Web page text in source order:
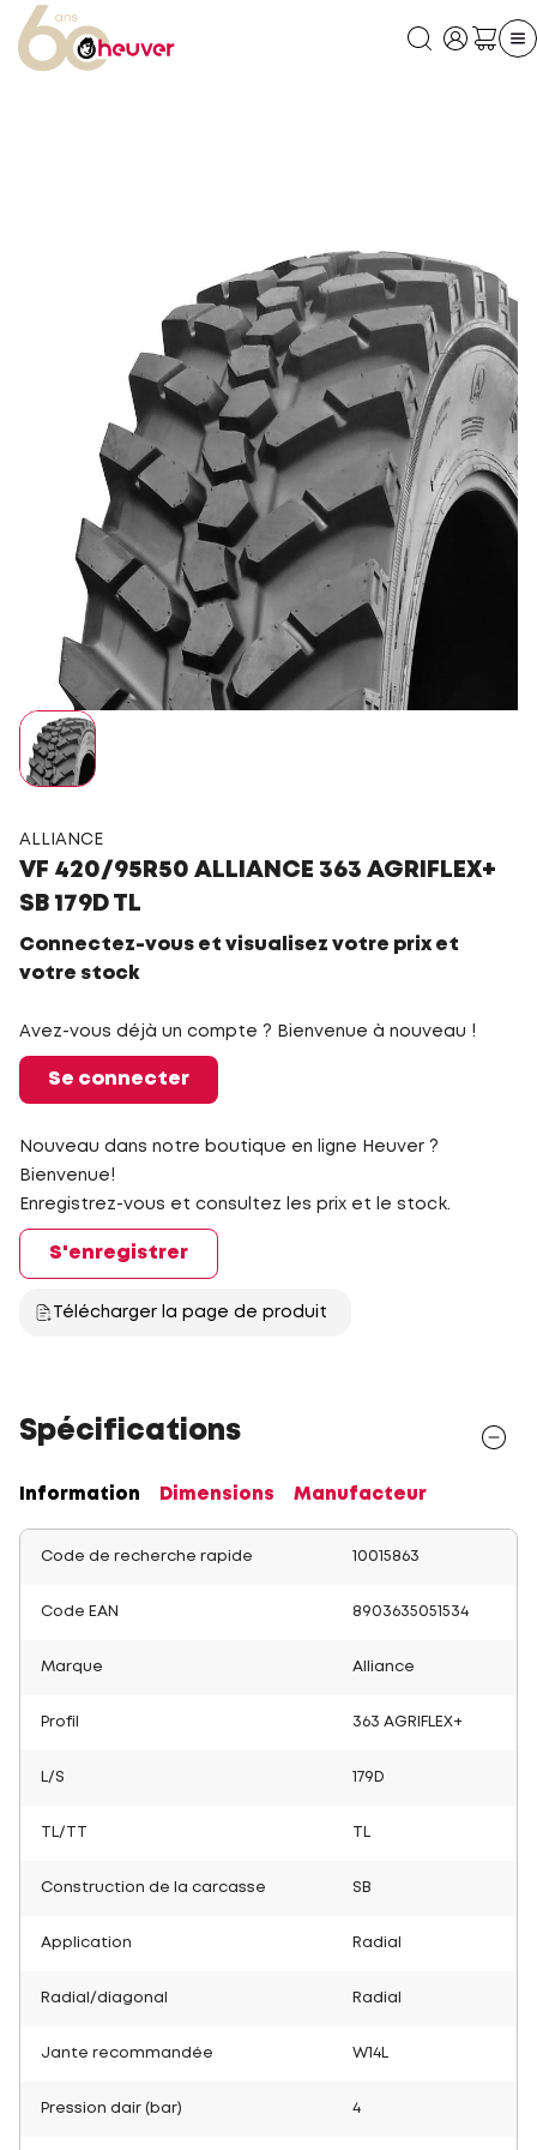
ALLIANCE
VF 420/95R50 ALLIANCE 363 AGRIFLEX+
SB 179D TL
Connectez-vous et visualisez votre prix et
votre stock
Avez-vous déjà un compte ? Bienvenue à nouveau !
Se connecter
Nouveau dans notre boutique en ligne Heuver ?
Bienvenue!
Enregistrez-vous et consultez les prix et le stock.
S'enregistrer
Télécharger la page de produit
Spécifications
Information Dimensions Manufacteur
Code de recherche rapide 10015863
Code EAN 8903635051534
Marque Alliance
Profil 363 AGRIFLEX+
L/S 179D
TL/TT
Construction de la carcasse SB
Application Radial
Radial/diagonal Radial
Jante recommandée W14L
Pression dair (bar) 4